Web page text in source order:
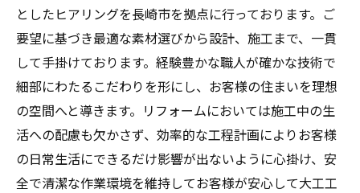
としたヒアリングを長崎市を拠点に行っております。ご
要望に基づき最適な素材選びから設計、施工まで、一貫
して手掛けております。経験豊かな職人が確かな技術で
細部にわたるこだわりを形にし、お客様の住まいを理想
の空間へと導きます。リフォームにおいては施工中の生
活への配慮も欠かさず、効率的な工程計画によりお客様
の日常生活にできるだけ影響が出ないように心掛け、安
全で清潔な作業環境を維持してお客様が安心して大工工